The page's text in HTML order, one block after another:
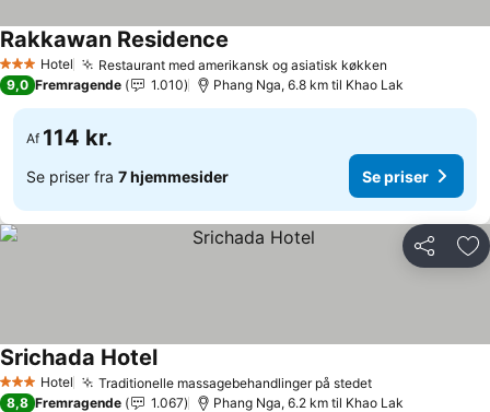
3 StjernerHotel Restaurant med amerikansk og asiatisk køkken
Rakkawan Residence
9,0 Fremragende 1.010 Phang Nga, 6.8 km til Khao Lak
Af 114 kr.
Se priser fra 7 hjemmesider Se priser
Del
3 StjernerHotel Traditionelle massagebehandlinger på stedet
Srichada Hotel
8,8 Fremragende 1.067 Phang Nga, 6.2 km til Khao Lak